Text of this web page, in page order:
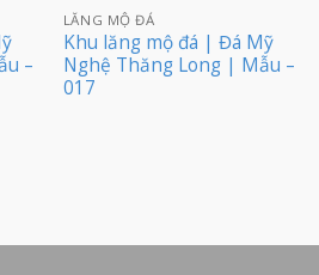
–
LĂNG MỘ ĐÁ
Khu lăng mộ đá | Đá Mỹ
Nghệ Thăng Long | Mẫu –
017